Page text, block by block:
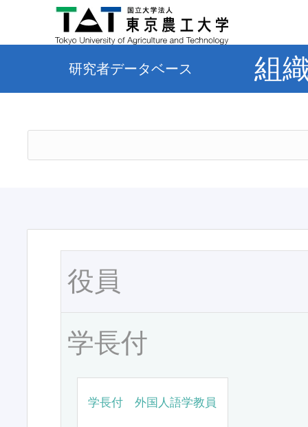
研究者データベース 組
役員
学長付
学長付 外国人語学教員